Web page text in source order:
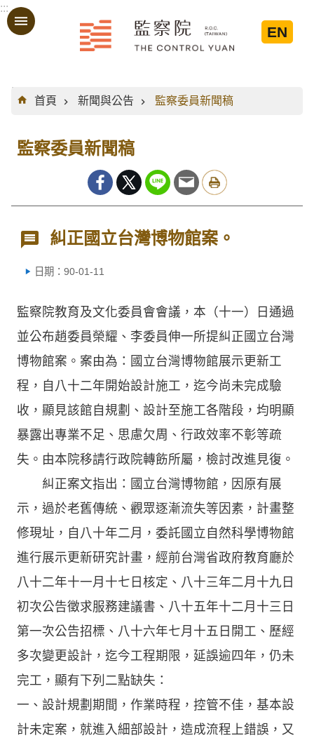
跳到主要內容區塊
:::
EN
:::
首頁
新聞與公告 監察委員新聞稿
監察委員新聞稿
糾正國立台灣博物館案。
日期：90-01-11
監察院教育及文化委員會會議，本（十一）日通過
並公布趙委員榮耀、李委員伸一所提糾正國立台灣
博物館案。案由為：國立台灣博物館展示更新工
程，自八十二年開始設計施工，迄今尚未完成驗
收，顯見該館自規劃、設計至施工各階段，均明顯
暴露出專業不足、思慮欠周、行政效率不彰等疏
失。由本院移請行政院轉飭所屬，檢討改進見復。
糾正案文指出：國立台灣博物館，因原有展
示，過於老舊傳統、觀眾逐漸流失等因素，計畫整
修現址，自八十年二月，委託國立自然科學博物館
進行展示更新研究計畫，經前台灣省政府教育廳於
八十二年十一月十七日核定、八十三年二月十九日
初次公告徵求服務建議書、八十五年十二月十三日
第一次公告招標、八十六年七月十五日開工、歷經
多次變更設計，迄今工程期限，延誤逾四年，仍未
完工，顯有下列二點缺失：
一、設計規劃期間，作業時程，控管不佳，基本設
計未定案，就進入細部設計，造成流程上錯誤，又